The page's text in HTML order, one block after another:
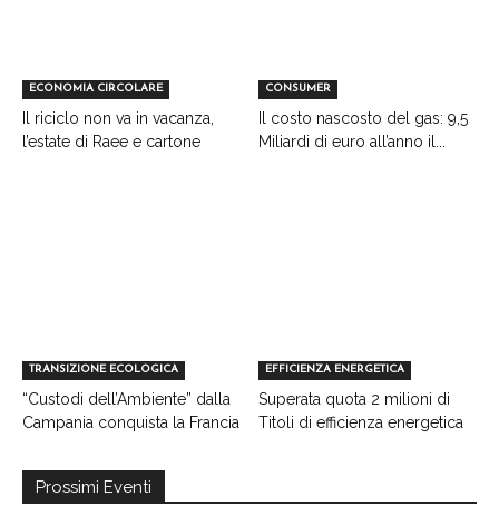
ECONOMIA CIRCOLARE
Il riciclo non va in vacanza,
l’estate di Raee e cartone
CONSUMER
Il costo nascosto del gas: 9,5
Miliardi di euro all’anno il...
TRANSIZIONE ECOLOGICA
“Custodi dell’Ambiente” dalla
Campania conquista la Francia
EFFICIENZA ENERGETICA
Superata quota 2 milioni di
Titoli di efficienza energetica
Prossimi Eventi